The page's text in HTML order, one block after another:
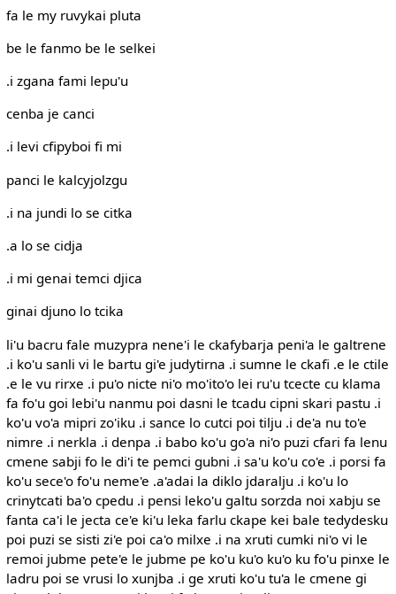
fa le my ruvykai pluta
be le fanmo be le selkei
.i zgana fami lepu'u
cenba je canci
.i levi cfipyboi fi mi
panci le kalcyjolzgu
.i na jundi lo se citka
.a lo se cidja
.i mi genai temci djica
ginai djuno lo tcika
li'u bacru fale muzypra nene'i le ckafybarja peni'a le galtrene
.i ko'u sanli vi le bartu gi'e judytirna .i sumne le ckafi .e le ctile
.e le vu rirxe .i pu'o nicte ni'o mo'ito'o lei ru'u tcecte cu klama
fa fo'u goi lebi'u nanmu poi dasni le tcadu cipni skari pastu .i
ko'u vo'a mipri zo'iku .i sance lo cutci poi tilju .i de'a nu to'e
nimre .i nerkla .i denpa .i babo ko'u go'a ni'o puzi cfari fa lenu
cmene sabji fo le di'i te pemci gubni .i sa'u ko'u co'e .i porsi fa
ko'u sece'o fo'u neme'e .a'adai la diklo jdaralju .i ko'u lo
crinytcati ba'o cpedu .i pensi leko'u galtu sorzda noi xabju se
fanta ca'i le jecta ce'e ki'u leka farlu ckape kei bale tedydesku
poi puzi se sisti zi'e poi ca'o milxe .i na xruti cumki ni'o vi le
remoi jubme pete'e le jubme pe ko'u ku'o ku'o ku fo'u pinxe le
ladru poi se vrusi lo xunjba .i ge xruti ko'u tu'a le cmene gi